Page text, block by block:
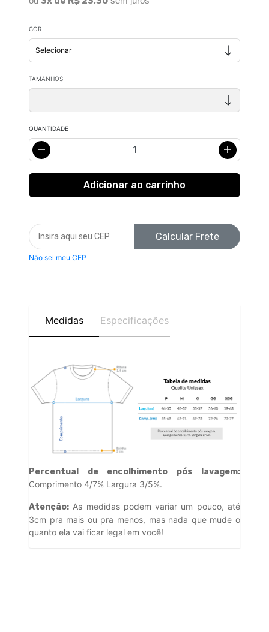
COR
TAMANHOS
QUANTIDADE
Calcular Frete
Não sei meu CEP
Medidas Especificações
Percentual de encolhimento pós lavagem:
Comprimento 4/7% Largura 3/5%.
Atenção: As medidas podem variar um pouco, até
3cm pra mais ou pra menos, mas nada que mude o
quanto ela vai ficar legal em você!